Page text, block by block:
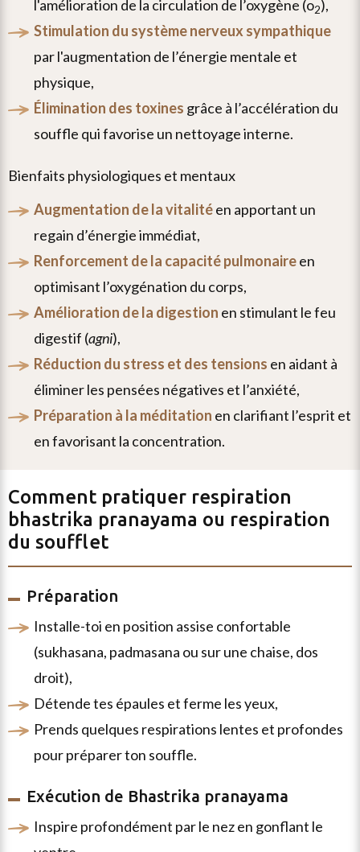
l'amélioration de la circulation de l’oxygène (o2),
stimulation du système nerveux sympathique
par l'augmentation de l’énergie mentale et
physique,
élimination des toxines grâce à l’accélération du
souffle qui favorise un nettoyage interne.
bienfaits physiologiques et mentaux
augmentation de la vitalitéen apportant un
regain d’énergie immédiat,
renforcement de la capacité pulmonaireen
optimisant l’oxygénation du corps,
amélioration de la digestion en stimulant le feu
digestif (agni),
réduction du stress et des tensions en aidant à
éliminer les pensées négatives et l’anxiété,
préparation à la méditation en clarifiant l’esprit et
en favorisant la concentration.
Comment pratiquer respiration
bhastrika pranayama ou respiration
du soufflet
Préparation
installe-toi en position assise confortable
(sukhasana, padmasana ou sur une chaise, dos
droit),
détende tes épaules et ferme les yeux,
prends quelques respirations lentes et profondes
pour préparer ton souffle.
Exécution de Bhastrika pranayama
inspire profondément par le nez en gonflant le